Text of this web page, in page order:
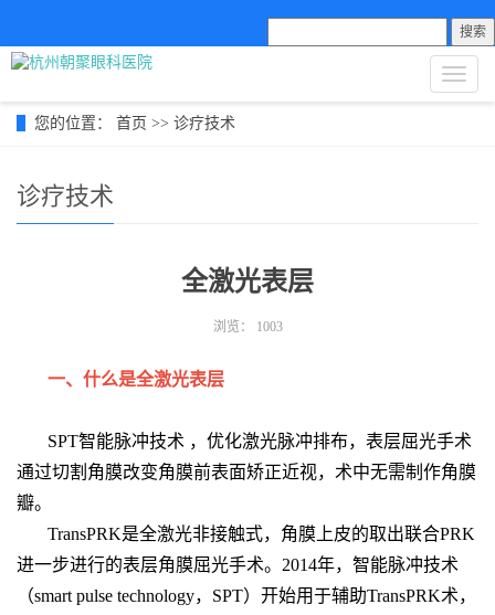
搜索
导
航
您的位置： 首页 >> 诊疗技术
诊疗技术
全激光表层
浏览： 1003
一、什么是全激光表层
SPT智能脉冲技术 ，优化激光脉冲排布，表层屈光手术
通过切割角膜改变角膜前表面矫正近视，术中无需制作角膜
瓣。
TransPRK是全激光非接触式，角膜上皮的取出联合PRK
进一步进行的表层角膜屈光手术。2014年，智能脉冲技术
（smart pulse technology，SPT）开始用于辅助TransPRK术，